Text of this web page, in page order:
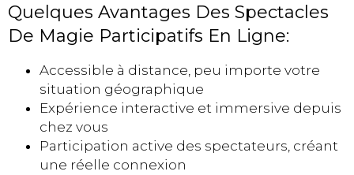
Quelques Avantages Des Spectacles
De Magie Participatifs En Ligne:
Accessible à distance, peu importe votre
situation géographique
Expérience interactive et immersive depuis
chez vous
Participation active des spectateurs, créant
une réelle connexion